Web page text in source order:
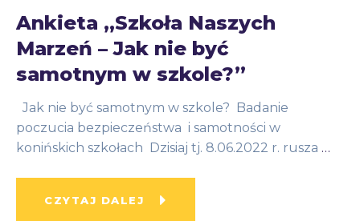
Ankieta „Szkoła Naszych
Marzeń – Jak nie być
samotnym w szkole?”
Jak nie być samotnym w szkole? Badanie
poczucia bezpieczeństwa i samotności w
konińskich szkołach Dzisiaj tj. 8.06.2022 r. rusza …
CZYTAJ DALEJ